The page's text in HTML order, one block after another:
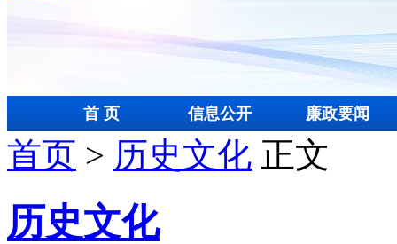
首 页 信息公开 廉政要闻
首页 > 历史文化 正文
历史文化